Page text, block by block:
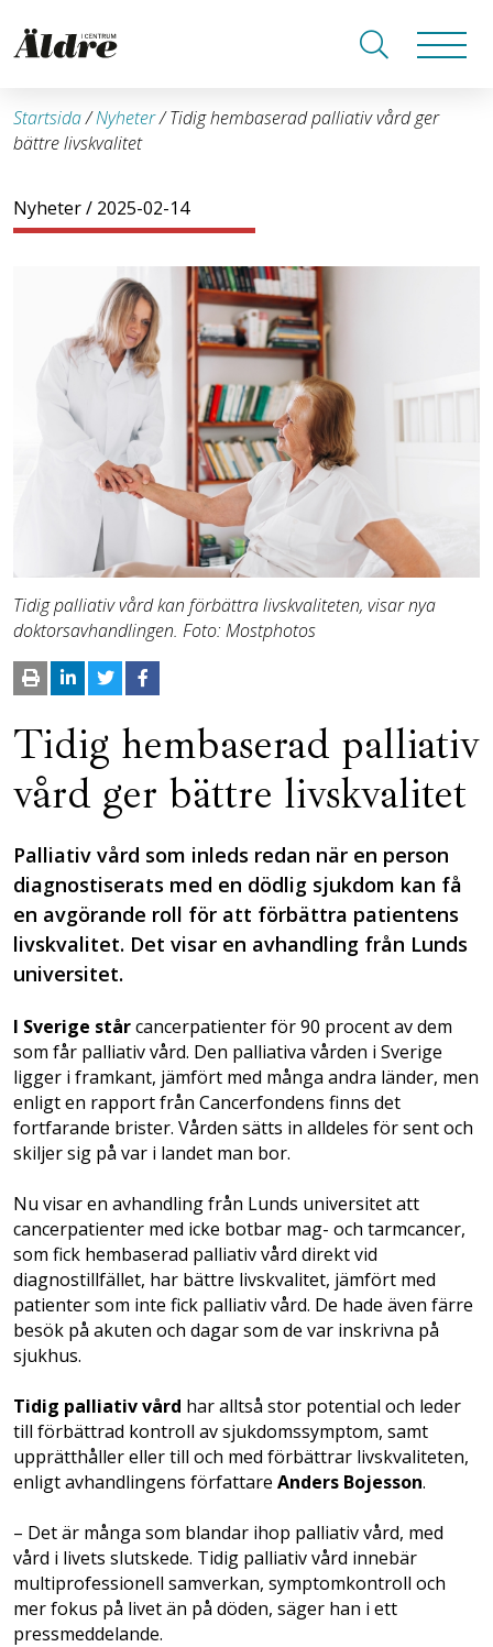
Startsida/Nyheter/Tidig hembaserad palliativ vård ger
bättre livskvalitet
Nyheter/ 2025-02-14
Tidig palliativ vård kan förbättra livskvaliteten, visar nya
doktorsavhandlingen. Foto: Mostphotos
Tidig hembaserad palliativ
vård ger bättre livskvalitet
Palliativ vård som inleds redan när en person
diagnostiserats med en dödlig sjukdom kan få
en avgörande roll för att förbättra patientens
livskvalitet. Det visar en avhandling från Lunds
universitet.
I Sverige stårcancerpatienter för 90 procent av dem
som får palliativ vård. Den palliativa vården i Sverige
ligger i framkant, jämfört med många andra länder, men
enligt en rapport från Cancerfondens finns det
fortfarande brister. Vården sätts in alldeles för sent och
skiljer sig på var i landet man bor.
Nu visar en avhandling från Lunds universitet att
cancerpatienter med icke botbar mag- och tarmcancer,
som fick hembaserad palliativ vård direkt vid
diagnostillfället, har bättre livskvalitet, jämfört med
patienter som inte fick palliativ vård. De hade även färre
besök på akuten och dagar som de var inskrivna på
sjukhus.
Tidig palliativ vård har alltså stor potential och leder
till förbättrad kontroll av sjukdomssymptom, samt
upprätthåller eller till och med förbättrar livskvaliteten,
enligt avhandlingens författare Anders Bojesson.
– Det är många som blandar ihop palliativ vård, med
vård i livets slutskede. Tidig palliativ vård innebär
multiprofessionell samverkan, symptomkontroll och
mer fokus på livet än på döden, säger han i ett
pressmeddelande.